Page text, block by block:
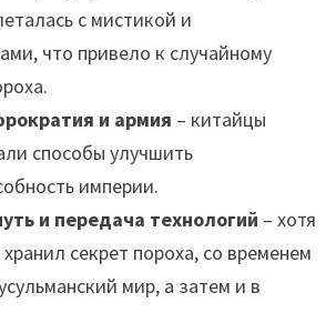
с мистикой и
что привело к случайному
и армия – китайцы
способы улучшить
империи.
и передача технологий – хотя
секрет пороха, со временем
мир, а затем и в